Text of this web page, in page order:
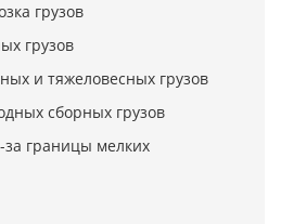
грузов
грузов
и тяжеловесных грузов
сборных грузов
за границы мелких